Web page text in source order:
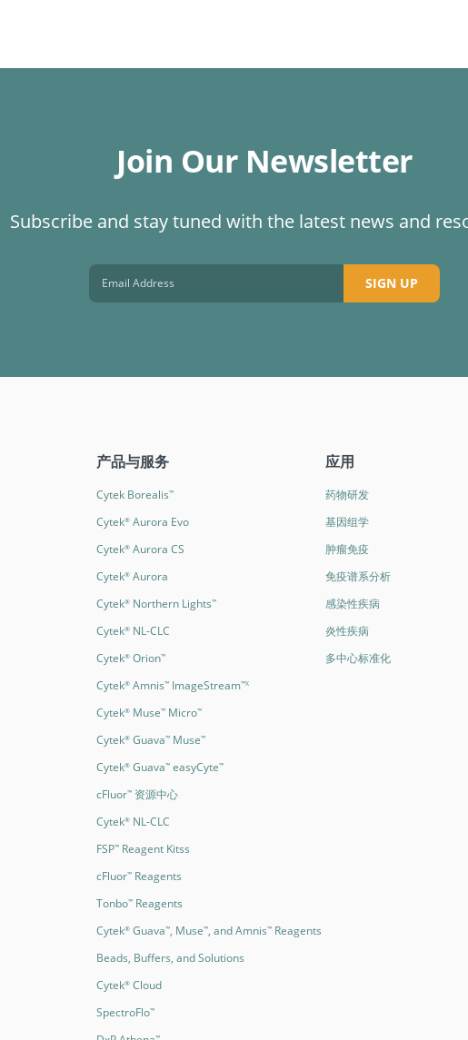
Join Our Newsletter
Subscribe and stay tuned with the latest news and
SIGN UP
产品与服务
Cytek Borealis™
Cytek®Aurora Evo
Cytek®Aurora CS
Cytek®Aurora
Cytek®Northern Lights™
Cytek®NL-CLC
Cytek®Orion™
Cytek®Amnis™ImageStream™X
Cytek®Muse™Micro™
Cytek®Guava™Muse™
Cytek®Guava™easyCyte™
cFluor™资源中心
Cytek®NL-CLC
FSP™Reagent Kitss
cFluor™Reagents
Tonbo™Reagents
Cytek®Guava™, Muse™, and Amnis™Reagents
Beads, Buffers, and Solutions
Cytek®Cloud
SpectroFlo™
™
应用
药物研发
基因组学
肿瘤免疫
免疫谱系分析
感染性疾病
炎性疾病
多中心标准化